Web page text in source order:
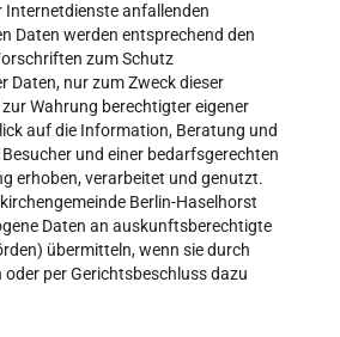
Internetdienste anfallenden
Daten werden entsprechend den
zum Schutz
Daten, nur zum Zweck dieser
Wahrung berechtigter eigener
auf die Information, Beratung und
und einer bedarfsgerechten
erhoben, verarbeitet und genutzt.
Berlin-Haselhorst
Daten an auskunftsberechtigte
übermitteln, wenn sie durch
per Gerichtsbeschluss dazu